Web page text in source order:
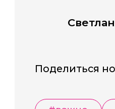
Поделиться